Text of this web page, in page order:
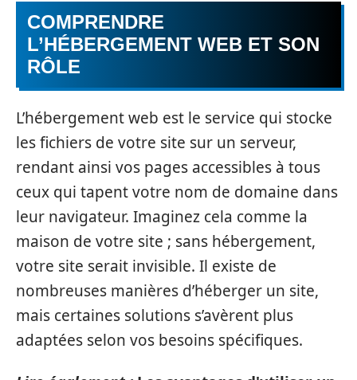
COMPRENDRE
L’HÉBERGEMENT WEB ET SON
RÔLE
L’hébergement web est le service qui stocke
les fichiers de votre site sur un serveur,
rendant ainsi vos pages accessibles à tous
ceux qui tapent votre nom de domaine dans
leur navigateur. Imaginez cela comme la
maison de votre site ; sans hébergement,
votre site serait invisible. Il existe de
nombreuses manières d’héberger un site,
mais certaines solutions s’avèrent plus
adaptées selon vos besoins spécifiques.